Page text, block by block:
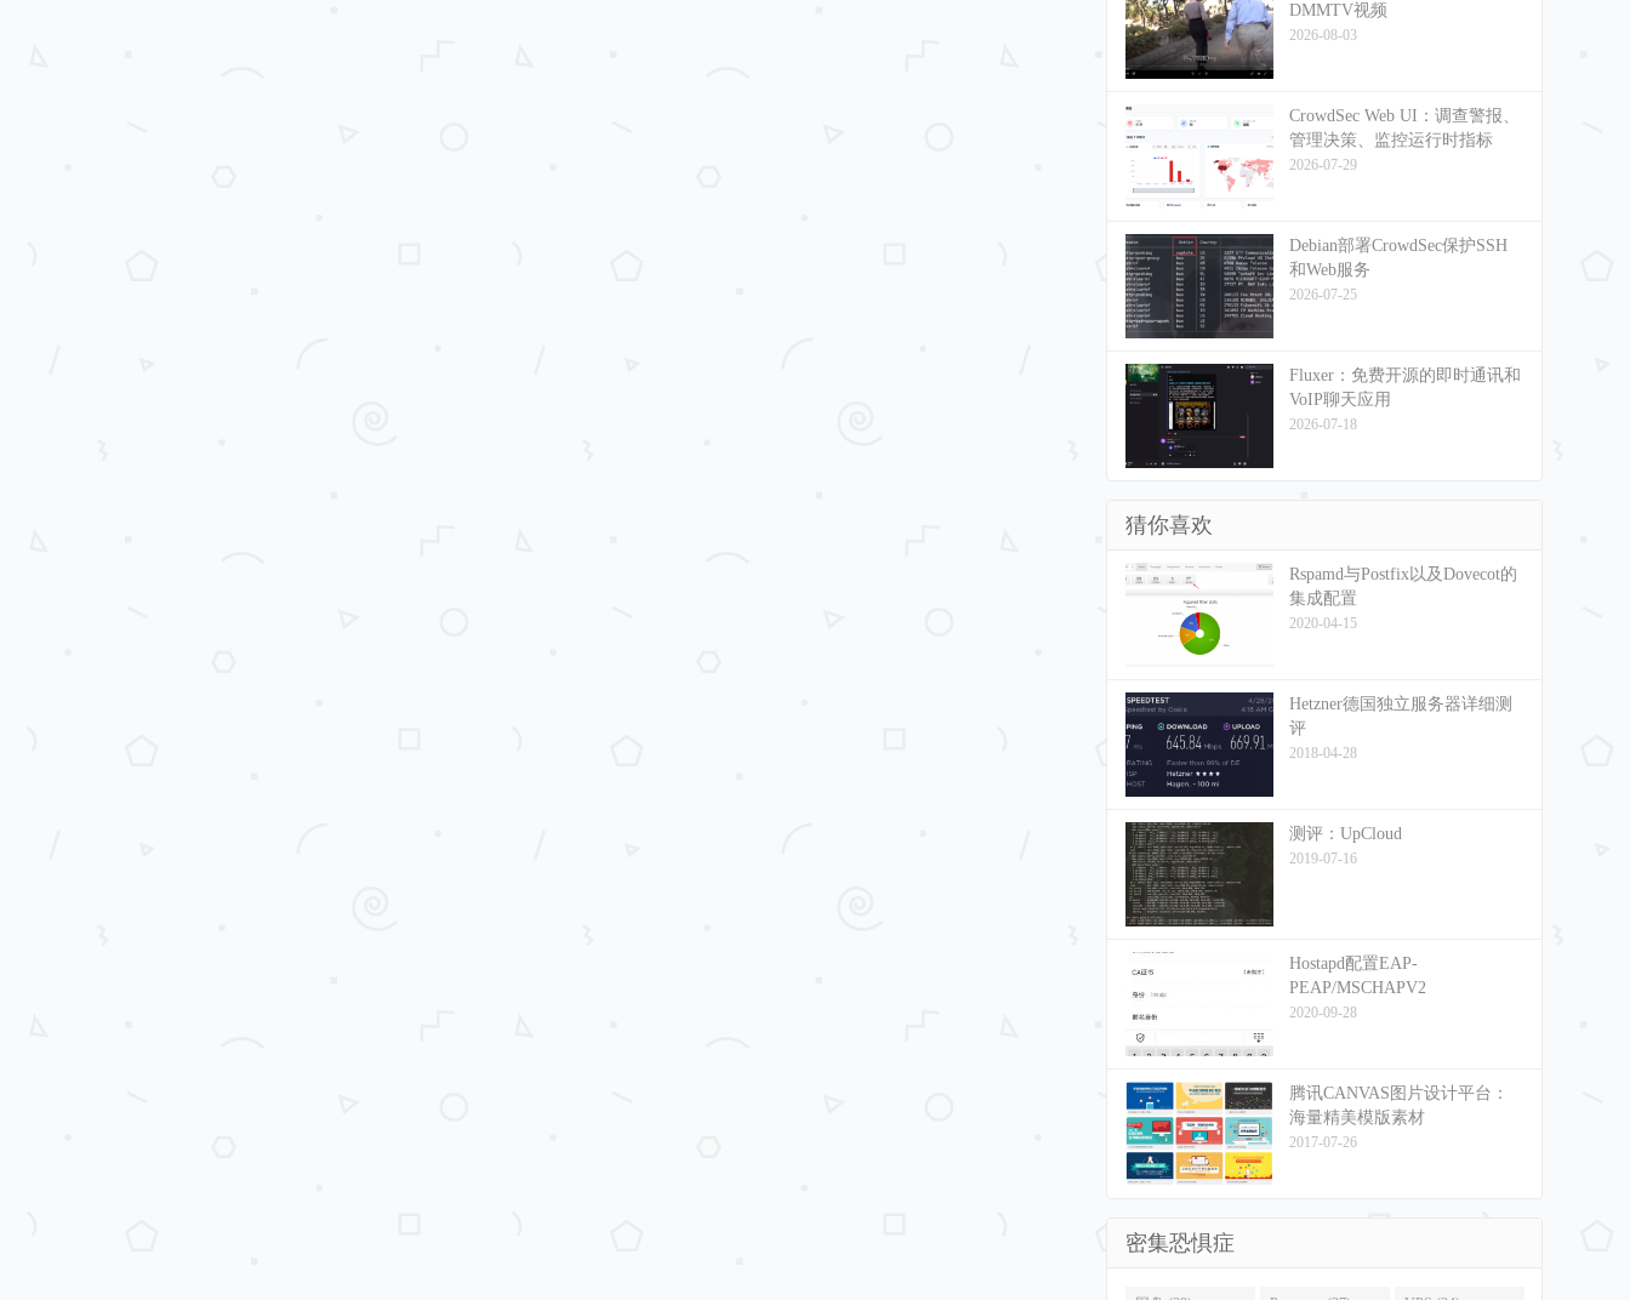
DMMTV视频
2026-08-03
CrowdSec Web UI：调查警报、
管理决策、监控运行时指标
2026-07-29
Debian部署CrowdSec保护SSH
和Web服务
2026-07-25
Fluxer：免费开源的即时通讯和
VoIP聊天应用
2026-07-18
猜你喜欢
Rspamd与Postfix以及Dovecot的
集成配置
2020-04-15
Hetzner德国独立服务器详细测
评
2018-04-28
测评：UpCloud
2019-07-16
Hostapd配置EAP-
PEAP/MSCHAPV2
2020-09-28
腾讯CANVAS图片设计平台：
海量精美模版素材
2017-07-26
密集恐惧症